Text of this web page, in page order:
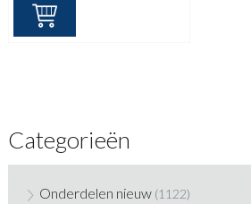
Categorieën
Onderdelen nieuw (1122)